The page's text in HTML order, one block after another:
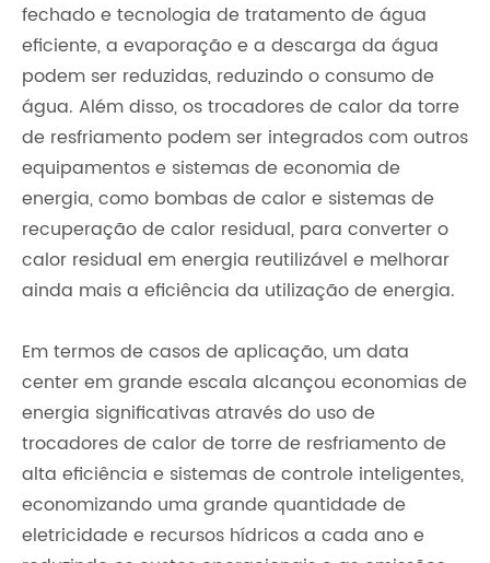
fechado e tecnologia de tratamento de água
eficiente, a evaporação e a descarga da água
podem ser reduzidas, reduzindo o consumo de
água. Além disso, os trocadores de calor da torre
de resfriamento podem ser integrados com outros
equipamentos e sistemas de economia de
energia, como bombas de calor e sistemas de
recuperação de calor residual, para converter o
calor residual em energia reutilizável e melhorar
ainda mais a eficiência da utilização de energia.
Em termos de casos de aplicação, um data
center em grande escala alcançou economias de
energia significativas através do uso de
trocadores de calor de torre de resfriamento de
alta eficiência e sistemas de controle inteligentes,
economizando uma grande quantidade de
eletricidade e recursos hídricos a cada ano e